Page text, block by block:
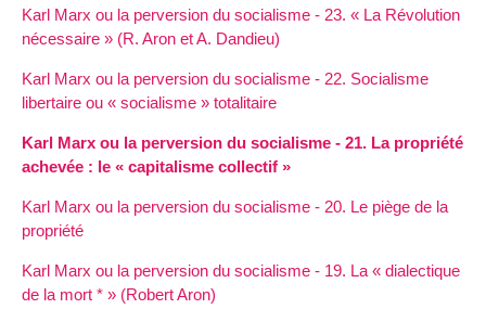
Karl Marx ou la perversion du socialisme - 23. « La Révolution
nécessaire » (R. Aron et A. Dandieu)
Karl Marx ou la perversion du socialisme - 22. Socialisme
libertaire ou « socialisme » totalitaire
Karl Marx ou la perversion du socialisme - 21. La propriété
achevée : le « capitalisme collectif »
Karl Marx ou la perversion du socialisme - 20. Le piège de la
propriété
Karl Marx ou la perversion du socialisme - 19. La « dialectique
de la mort * » (Robert Aron)